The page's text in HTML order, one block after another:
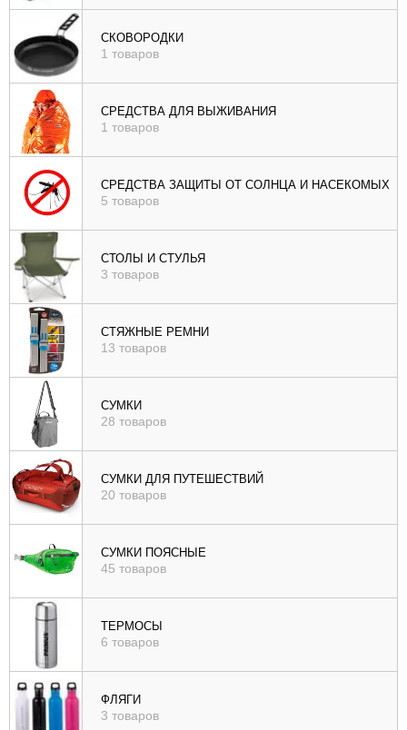
СКОВОРОДКИ
1 товаров
СРЕДСТВА ДЛЯ ВЫЖИВАНИЯ
1 товаров
СРЕДСТВА ЗАЩИТЫ ОТ СОЛНЦА И НАСЕКОМЫХ
5 товаров
СТОЛЫ И СТУЛЬЯ
3 товаров
СТЯЖНЫЕ РЕМНИ
13 товаров
СУМКИ
28 товаров
СУМКИ ДЛЯ ПУТЕШЕСТВИЙ
20 товаров
СУМКИ ПОЯСНЫЕ
45 товаров
ТЕРМОСЫ
6 товаров
ФЛЯГИ
3 товаров